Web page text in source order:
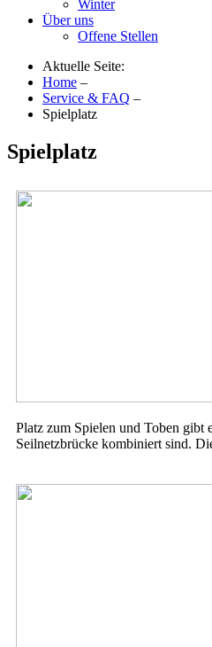
Winter
Über uns
Offene Stellen
Aktuelle Seite:
Home –
Service & FAQ –
Spielplatz
Spielplatz
Platz zum Spielen und Toben gibt
Seilnetzbrücke kombiniert sind.